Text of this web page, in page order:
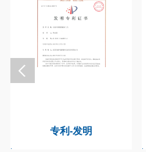
专利-发明